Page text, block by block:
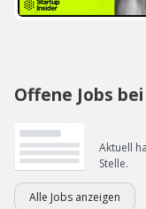
Offene Jobs
Aktuell
Stelle.
Alle Jobs anzeigen